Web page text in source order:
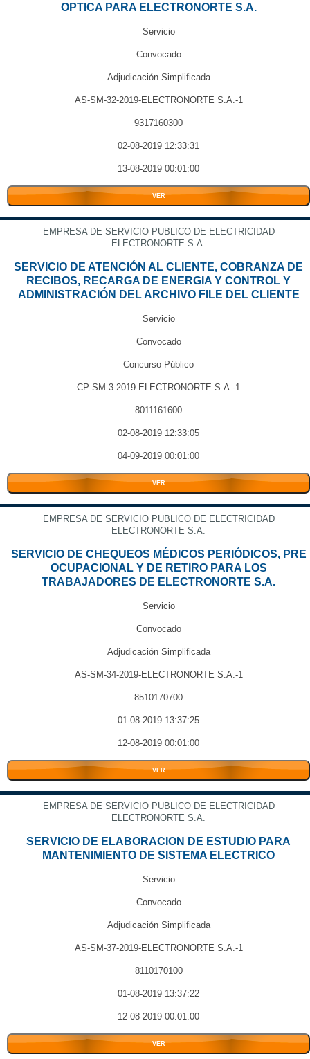
OPTICA PARA ELECTRONORTE S.A.
Servicio
Convocado
Adjudicación Simplificada
AS-SM-32-2019-ELECTRONORTE S.A.-1
9317160300
02-08-2019 12:33:31
13-08-2019 00:01:00
VER
EMPRESA DE SERVICIO PUBLICO DE ELECTRICIDAD
ELECTRONORTE S.A.
SERVICIO DE ATENCIÓN AL CLIENTE, COBRANZA DE
RECIBOS, RECARGA DE ENERGIA Y CONTROL Y
ADMINISTRACIÓN DEL ARCHIVO FILE DEL CLIENTE
Servicio
Convocado
Concurso Público
CP-SM-3-2019-ELECTRONORTE S.A.-1
8011161600
02-08-2019 12:33:05
04-09-2019 00:01:00
VER
EMPRESA DE SERVICIO PUBLICO DE ELECTRICIDAD
ELECTRONORTE S.A.
SERVICIO DE CHEQUEOS MÉDICOS PERIÓDICOS, PRE
OCUPACIONAL Y DE RETIRO PARA LOS
TRABAJADORES DE ELECTRONORTE S.A.
Servicio
Convocado
Adjudicación Simplificada
AS-SM-34-2019-ELECTRONORTE S.A.-1
8510170700
01-08-2019 13:37:25
12-08-2019 00:01:00
VER
EMPRESA DE SERVICIO PUBLICO DE ELECTRICIDAD
ELECTRONORTE S.A.
SERVICIO DE ELABORACION DE ESTUDIO PARA
MANTENIMIENTO DE SISTEMA ELECTRICO
Servicio
Convocado
Adjudicación Simplificada
AS-SM-37-2019-ELECTRONORTE S.A.-1
8110170100
01-08-2019 13:37:22
12-08-2019 00:01:00
VER